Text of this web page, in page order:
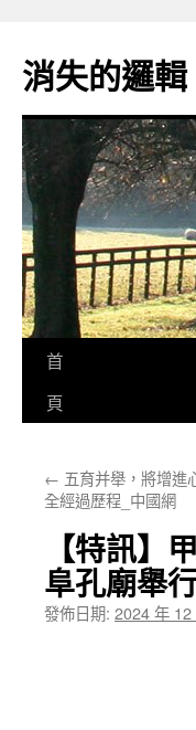
主
要
消失的邏輯
首
頁
← 五育并舉，將增進
全經過歷程_中國網
【特訊】
阜孔廟舉
發佈日期: 2024 年 12